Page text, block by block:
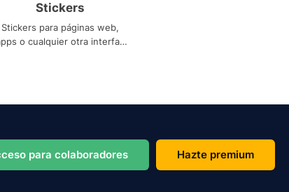
Stickers
Stickers para páginas web,
o cualquier otra interfaz
para colaboradores Hazte premium